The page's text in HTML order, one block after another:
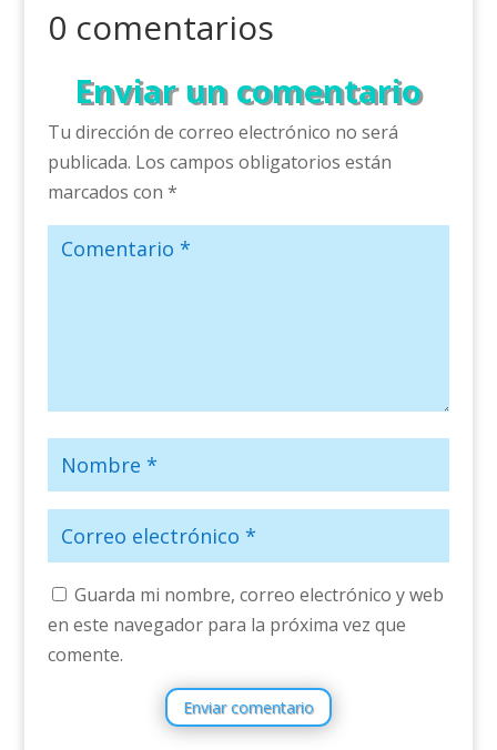
0 comentarios
Enviar un comentario
Tu dirección de correo electrónico no será
publicada. Los campos obligatorios están
marcados con *
Guarda mi nombre, correo electrónico y web
en este navegador para la próxima vez que
comente.
Enviar comentario